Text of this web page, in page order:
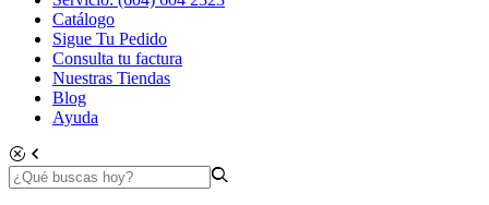
Catálogo
Sigue Tu Pedido
Consulta tu factura
Nuestras Tiendas
Blog
Ayuda